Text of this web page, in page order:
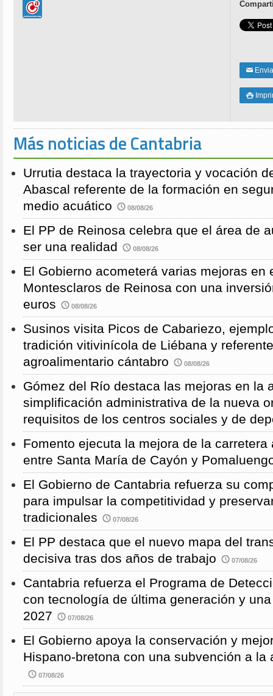
✉

Más noticias de Cantabria
Urrutia destaca la trayectoria y vocación
Abascal referente de la formación en
medio acuático
08/08/26
El PP de Reinosa celebra que el área de
ser una realidad
08/08/26
El Gobierno acometerá varias mejoras en
Montesclaros de Reinosa con una
euros
08/08/26
Susinos visita Picos de Cabariezo,
tradición vitivinícola de Liébana y
agroalimentario cántabro
08/08/26
Gómez del Río destaca las mejoras en la
simplificación administrativa de la nueva
requisitos de los centros sociales y de
Fomento ejecuta la mejora de la carretera
entre Santa María de Cayón y
El Gobierno de Cantabria refuerza su
para impulsar la competitividad y
tradicionales
07/08/26
El PP destaca que el nuevo mapa del
decisiva tras dos años de trabajo
07/08/26
Cantabria refuerza el Programa de
con tecnología de última generación y
2027
07/08/26
El Gobierno apoya la conservación y
Hispano-bretona con una subvención a la
07/08/26